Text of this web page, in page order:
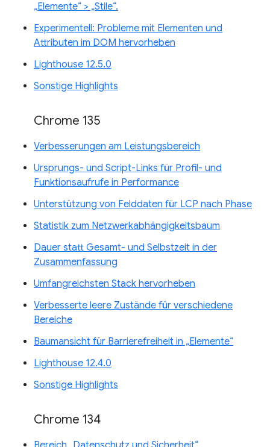
„Elemente“ > „Stile“.
Experimentell: Probleme mit Elementen und
Attributen im DOM hervorheben
Lighthouse 12.5.0
Sonstige Highlights
Chrome 135
Verbesserungen am Leistungsbereich
Ursprungs- und Script-Links für Profil- und
Funktionsaufrufe in Performance
Unterstützung von Felddaten für LCP nach Phase
Statistik zum Netzwerkabhängigkeitsbaum
Dauer statt Gesamt- und Selbstzeit in der
Zusammenfassung
Umfangreichsten Stack hervorheben
Verbesserte leere Zustände für verschiedene
Bereiche
Baumansicht für Barrierefreiheit in „Elemente“
Lighthouse 12.4.0
Sonstige Highlights
Chrome 134